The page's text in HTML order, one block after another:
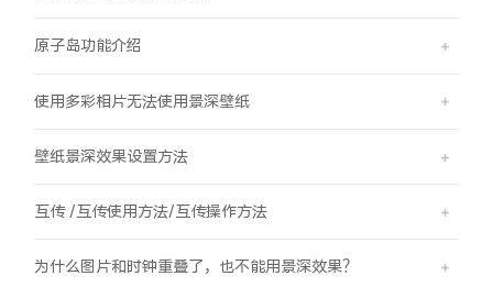
原子岛功能介绍
使用多彩相片无法使用景深壁纸
壁纸景深效果设置方法
互传 /互传使用方法/互传操作方法
为什么图片和时钟重叠了，也不能用景深效果？